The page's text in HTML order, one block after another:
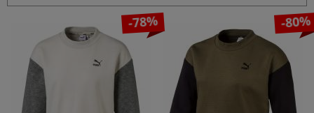
-78% -80%